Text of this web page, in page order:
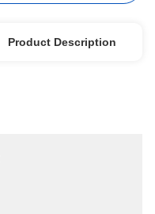
Product Description